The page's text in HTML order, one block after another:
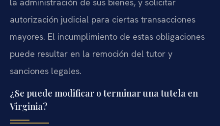
la administración de sus bienes, y solicitar
autorización judicial para ciertas transacciones
mayores. El incumplimiento de estas obligaciones
puede resultar en la remoción del tutor y
sanciones legales.
¿Se puede modificar o terminar una tutela en
Virginia?